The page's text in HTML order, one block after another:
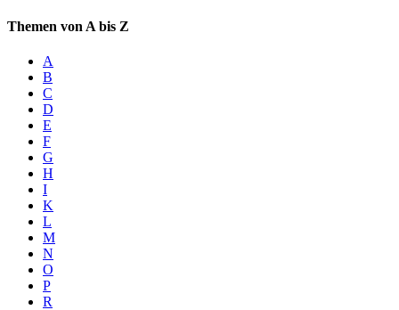
Themen von A bis Z
A
B
C
D
E
F
G
H
I
K
L
M
N
O
P
R